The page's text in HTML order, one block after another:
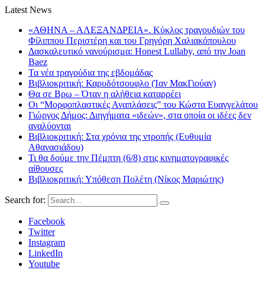
Latest News
«ΑΘΗΝΑ – ΑΛΕΞΑΝΔΡΕΙΑ». Κύκλος τραγουδιών του
Φίλιππου Περιστέρη και του Γρηγόρη Χαλιακόπουλου
Δασκαλευτικό νανούρισμα: Honest Lullaby, από την Joan
Baez
Τα νέα τραγούδια της εβδομάδας
Βιβλιοκριτική: Καρυδότσουφλο (Ίαν ΜακΓιούαν)
Θα σε Βρω – Όταν η αλήθεια καταρρέει
Οι “Μορφοπλαστικές Αναπλάσεις” του Κώστα Ευαγγελάτου
Γιώργος Δήμος: Διηγήματα «ιδεών», στα οποία οι ιδέες δεν
αναλύονται
Βιβλιοκριτική: Στα χρόνια της ντροπής (Ευθυμία
Αθανασιάδου)
Τι θα δούμε την Πέμπτη (6/8) στις κινηματογραφικές
αίθουσες
Βιβλιοκριτική: Υπόθεση Πολέτη (Νίκος Μαριώτης)
Search for:
Facebook
Twitter
Instagram
LinkedIn
Youtube